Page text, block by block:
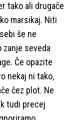
tako ali drugače
marsikaj. Niti
še ne
zanje seveda
Če opazite
nekaj ni tako,
čez plot. Ne
tudi precej